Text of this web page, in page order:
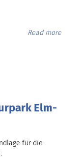
Read more
Elm-
für die